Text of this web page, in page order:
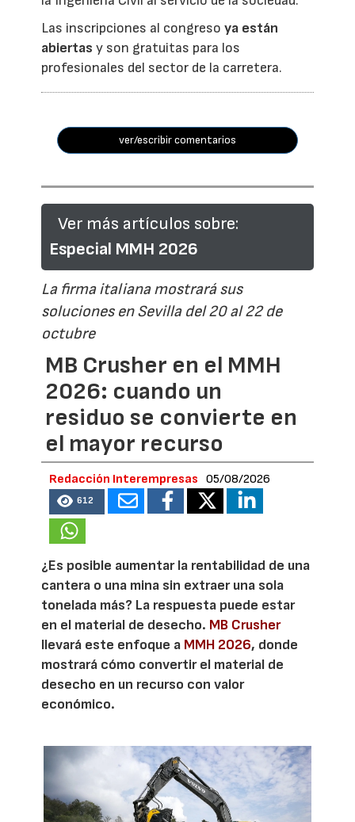
Las inscripciones al congresoya están
abiertas y son gratuitas para los
profesionales del sector de la carretera.
ver/escribir comentarios
Ver más artículos sobre:
Especial MMH 2026
La firma italiana mostrará sus
soluciones en Sevilla del 20 al 22 de
octubre
MB Crusher en el MMH
2026: cuando un
residuo se convierte en
el mayor recurso
Redacción Interempresas 05/08/2026
612
¿Es posible aumentar la rentabilidad de una
cantera o una mina sin extraer una sola
tonelada más? La respuesta puede estar
en el material de desecho. MB Crusher
llevará este enfoque a MMH 2026, donde
mostrará cómo convertir el material de
desecho en un recurso con valor
económico.